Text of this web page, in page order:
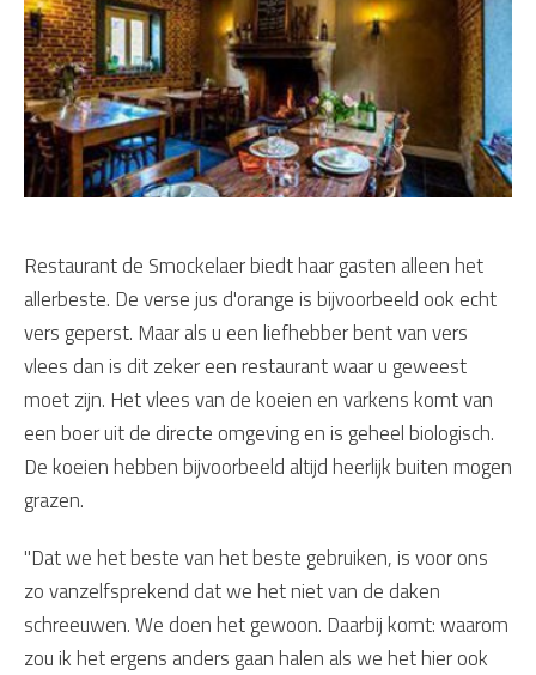
Restaurant de Smockelaer biedt haar gasten alleen het
allerbeste. De verse jus d'orange is bijvoorbeeld ook echt
vers geperst. Maar als u een liefhebber bent van vers
vlees dan is dit zeker een restaurant waar u geweest
moet zijn. Het vlees van de koeien en varkens komt van
een boer uit de directe omgeving en is geheel biologisch.
De koeien hebben bijvoorbeeld altijd heerlijk buiten mogen
grazen.
"Dat we het beste van het beste gebruiken, is voor ons
zo vanzelfsprekend dat we het niet van de daken
schreeuwen. We doen het gewoon. Daarbij komt: waarom
zou ik het ergens anders gaan halen als we het hier ook